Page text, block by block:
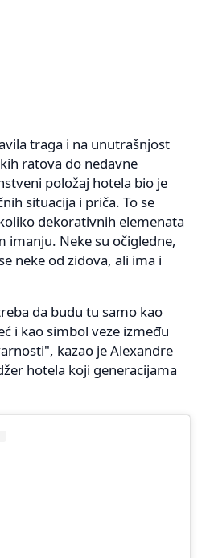
traga i na unutrašnjost
ratova do nedavne
položaj hotela bio je
situacija i priča. To se
dekorativnih elemenata
imanju. Neke su očigledne,
neke od zidova, ali ima i
da budu tu samo kao
i kao simbol veze između
kazao je Alexandre
hotela koji generacijama